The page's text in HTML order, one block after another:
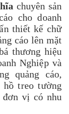
chuyên sản
cho doanh
thiết kế chữ
cáo lên mặt
thương hiệu
Nghiệp và
quảng cáo,
hồ treo tường
vị có nhu